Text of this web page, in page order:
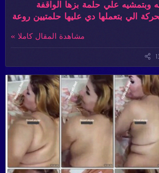
وبتمشيه علي حلمة بزها الواقفة
الي بتعملها دي عليها حلمتيين روعة
مشاهدة المقال كاملا »